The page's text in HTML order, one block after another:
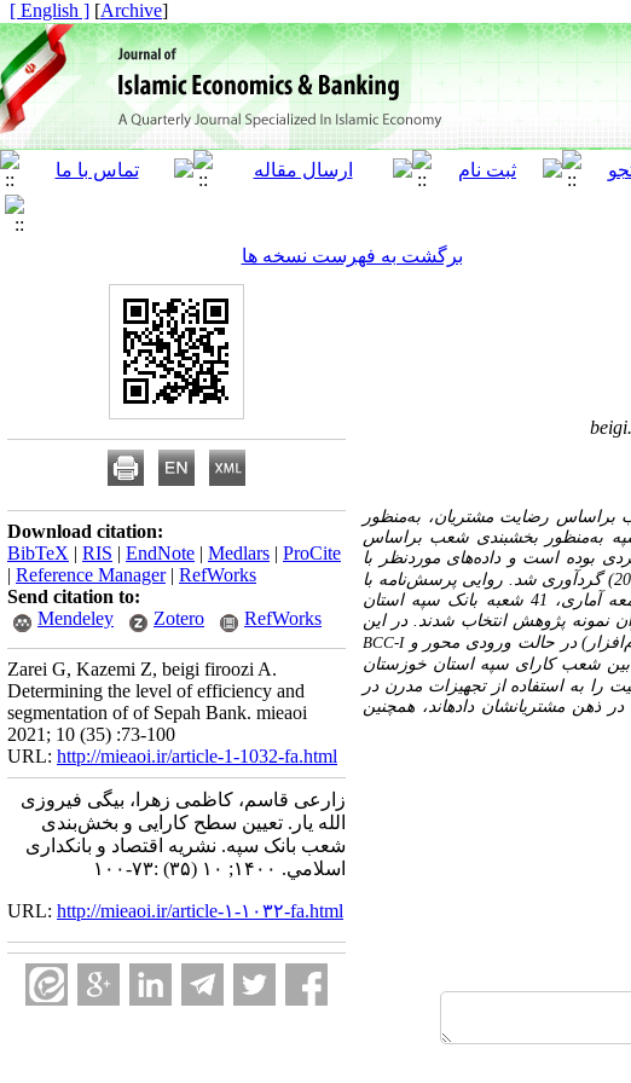
[
Archive
]
[ English ]
برگشت به فهرست نسخه ها
رضایت مشتریان، به‌منظور
به‌منظور بخش­بندی شعب براساس
بوده است و داده‌های موردنظر با
گردآوری شد. روایی پرسش‌نامه با
استفاده از روایی صوری و محتوایی و پایایی از طریق ضریب آلفای کرونباخ مورد بررسی قرار گرفت. جامعه آماری، 41 شعبه بانک سپه استان
در این
BCC-I) در حالت ورودی محور و
بین شعب کارایسپه استان خوزستان
را بهاستفاده از تجهیزات مدرن در
ذهن مشتریانشان داده­اند، همچنین
Download citation:
BibTeX | RIS | EndNote | Medlars | ProCite
| Reference Manager| RefWorks
Send citation to:
Mendeley
Zotero RefWorks
Zarei G, Kazemi Z, beigi firoozi A.
Determining the level of efficiency and
segmentation of of Sepah Bank. mieaoi
2021; 10 (35) :73-100
URL: http://mieaoi.ir/article-1-1032-fa.html
زارعی قاسم، کاظمی زهرا، بیگی فیروزی
الله یار. تعیین سطح کارایی و بخش‌بندی
شعب بانک سپه. نشریه اقتصاد و بانکداری
اسلامي. ۱۴۰۰; ۱۰ (۳۵) :۷۳-۱۰۰
URL: http://mieaoi.ir/article-۱-۱۰۳۲-fa.html